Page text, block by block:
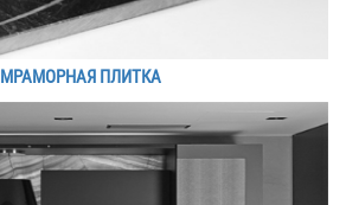
МРАМОРНАЯ ПЛИТКА